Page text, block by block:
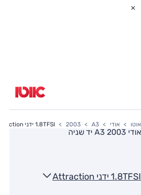
אוטו אודי A3
2003 1.8TFSI ידני Attraction
אודי A3 2003 יד שניה
1.8TFSI ידני Attraction